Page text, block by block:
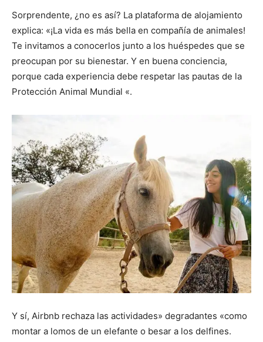
Sorprendente, ¿no es así? La plataforma de alojamiento
explica: «¡La vida es más bella en compañía de animales!
Te invitamos a conocerlos junto a los huéspedes que se
preocupan por su bienestar. Y en buena conciencia,
porque cada experiencia debe respetar las pautas de la
Protección Animal Mundial «.
Y sí, Airbnb rechaza las actividades» degradantes «como
montar a lomos de un elefante o besar a los delfines.